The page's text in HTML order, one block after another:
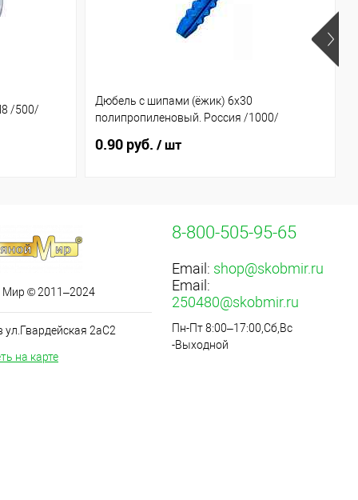
/500/
Дюбель с шипами (ёжик) 6х30
полипропиленовый. Россия /1000/
0.90 руб. / шт
Мир © 2011–2024
ул.Гвардейская 2аС2
на карте
8-800-505-95-65
Email: shop@skobmir.ru
Email:
250480@skobmir.ru
Пн-Пт 8:00–17:00,Сб,Вс
-Выходной